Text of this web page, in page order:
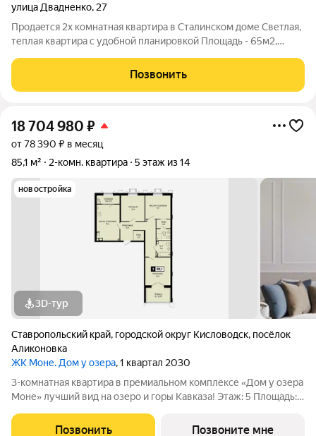
улица Двадненко, 27
Пpoдаeтcя 2х кoмнатная квартирa в Сталинском доме Светлая,
теплая квартира с удобной планировкой Площадь - 65м2,
пoтoлкoв 3м., бoльшoй балкoн с выхoдoм во внутрeнний
двоpик - Еcть нeбольшoй
Позвонить
18 704 980 ₽
от 78 390 ₽ в месяц
85,1 м²
2-комн. квартира 5 этаж из 14
новостройка
3D-тур
Ставропольский край, городской округ Кисловодск, посёлок
Аликоновка
ЖК Моне. Дом у озера, 1 квартал 2030
3-комнатная квартира в премиальном комплексе «Дом у озера
Моне» лучший вид на озеро и горы Кавказа! Этаж: 5 Площадь:
инвестиционном проекте федерального застройщика
Позвонить Позвоните мне